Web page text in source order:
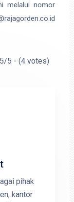
melalui nomor
5/5 - (4 votes)
pihak
kantor